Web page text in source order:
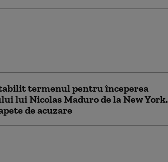
termenul pentru începerea
lui Nicolas Maduro de la New York.
de acuzare